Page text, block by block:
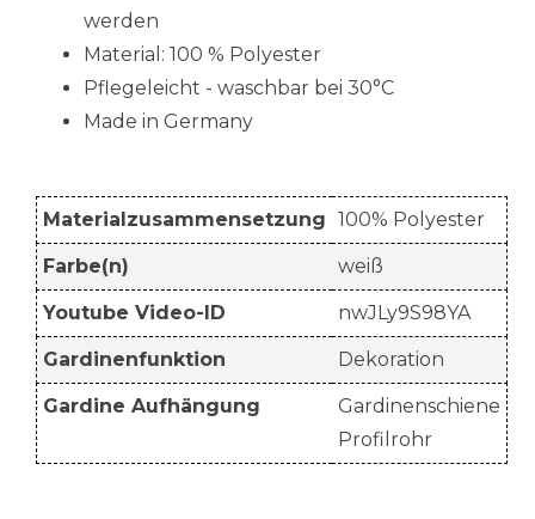
werden
Material: 100 % Polyester
Pflegeleicht - waschbar bei 30°C
Made in Germany
Materialzusammensetzung 100% Polyester
Farbe(n) weiß
Youtube Video-ID nwJLy9S98YA
Gardinenfunktion Dekoration
Gardine Aufhängung
Gardinenschiene
Profilrohr